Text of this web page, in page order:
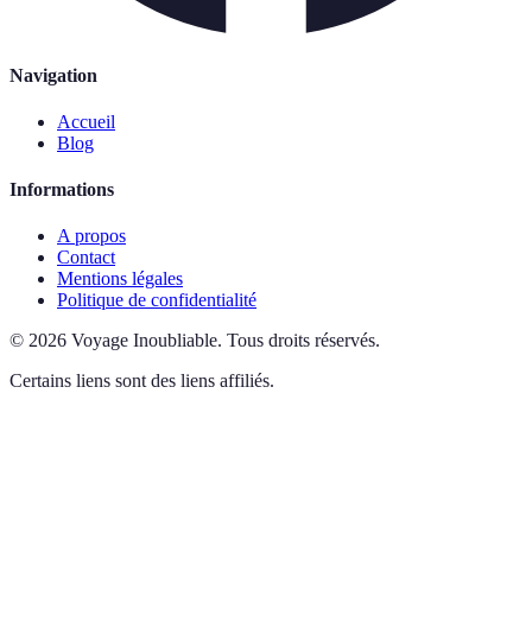
Navigation
Accueil
Blog
Informations
A propos
Contact
Mentions légales
Politique de confidentialité
© 2026 Voyage Inoubliable. Tous droits réservés.
Certains liens sont des liens affiliés.